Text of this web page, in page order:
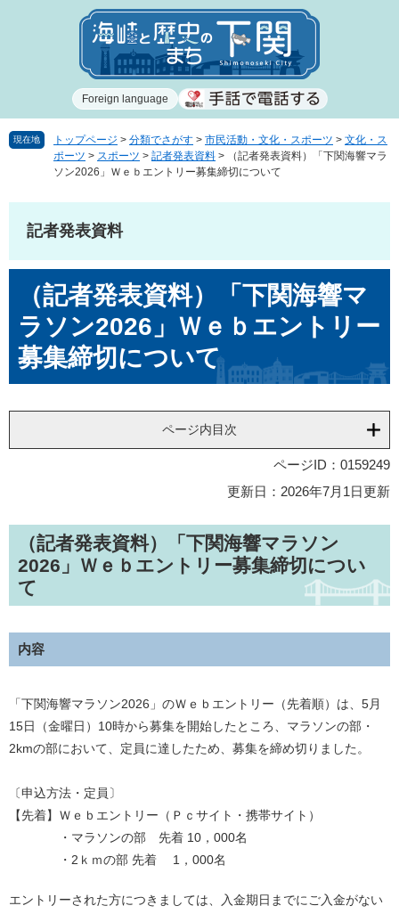
で
ば
Foreign language
現在地 トップページ > 分類でさがす > 市民活動・文化・スポーツ > 文化・ス
ポーツ > スポーツ > 記者発表資料 >
（記者発表資料）「下関海響マラ
ソン2026」Ｗｅｂエントリー募集締切について
記者発表資料
（記者発表資料）「下関海響マ
ラソン2026」Ｗｅｂエントリー
募集締切について
ページ内目次
ページID：0159249
更新日：2026年7月1日更新
（記者発表資料）「下関海響マラソン
2026」Ｗｅｂエントリー募集締切につい
て
内容
「下関海響マラソン2026」のＷｅｂエントリー（先着順）は、5月
15日（金曜日）10時から募集を開始したところ、マラソンの部・
2kmの部において、定員に達したため、募集を締め切りました。
〔申込方法・定員〕
【先着】Ｗｅｂエントリー（Ｐｃサイト・携帯サイト）
・マラソンの部 先着 10，000名
・2ｋｍの部 先着 1，000名
エントリーされた方につきましては、入金期日までにご入金がない